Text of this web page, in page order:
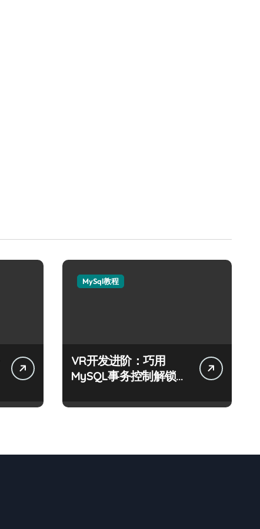
MySql教程
VR开发进阶：巧用
MySQL事务控制解锁科